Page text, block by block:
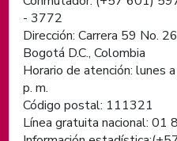
- 3772
Dirección: Carrera 59 No.
Bogotá D.C., Colombia
Horario de atención: lunes
p. m.
Código postal: 111321
Línea gratuita nacional: